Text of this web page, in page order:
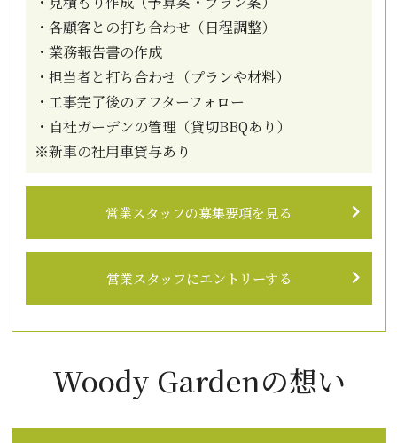
・各顧客との打ち合わせ（日程調整）
・業務報告書の作成
・担当者と打ち合わせ（プランや材料）
・工事完了後のアフターフォロー
・自社ガーデンの管理（貸切BBQあり）
※新車の社用車貸与あり
営業スタッフの募集要項を見る
営業スタッフにエントリーする
Woody Gardenの想い